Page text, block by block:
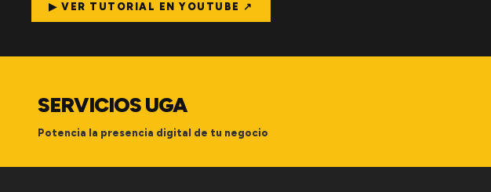
▶ VER TUTORIAL EN YOUTUBE ↗
SERVICIOS UGA
Potencia la presencia digital de tu negocio